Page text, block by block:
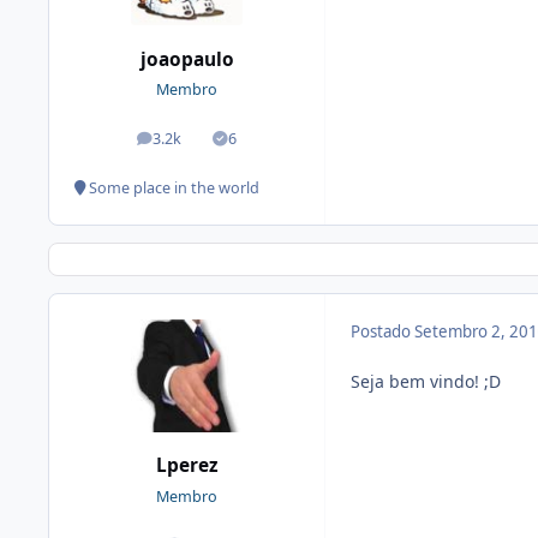
joaopaulo
Membro
3.2k
posts 6
Soluções
Some place in the world
Lperez
Membro
PostadoSetembro 2,
Seja bem vindo! ;D